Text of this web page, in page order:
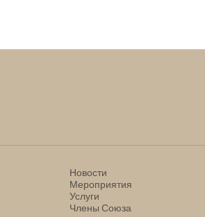
Новости
Мероприятия
Услуги
Члены Союза